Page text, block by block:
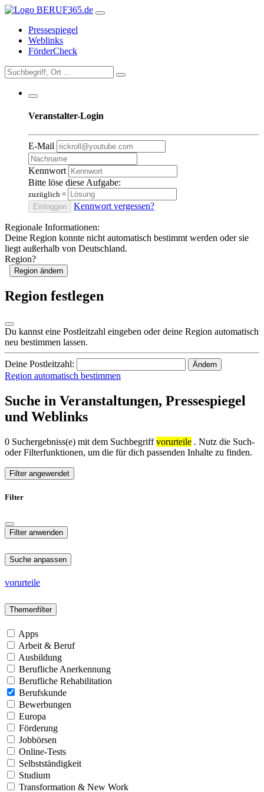
Pressespiegel
Weblinks
FörderCheck
Veranstalter-Login
E-Mail
Kennwort
Bitte löse diese Aufgabe:
zuzüglich =
Einloggen
Kennwort vergessen?
Regionale Informationen:
Deine Region konnte nicht automatisch bestimmt werden oder sie
liegt außerhalb von Deutschland.
Region?
Region ändern
Region festlegen
Du kannst eine Postleitzahl eingeben oder deine Region automatisch
neu bestimmen lassen.
Deine Postleitzahl: Ändern
Region automatisch bestimmen
Suche in Veranstaltungen, Pressespiegel
und Weblinks
0 Suchergebniss(e) mit dem Suchbegriffvorurteile . Nutz die Such-
oder Filterfunktionen, um die für dich passenden Inhalte zu finden.
Filter angewendet
Filter
Suche anpassen
vorurteile
Themenfilter
Apps
Arbeit & Beruf
Ausbildung
Berufliche Anerkennung
Berufliche Rehabilitation
Berufskunde
Bewerbungen
Europa
Förderung
Jobbörsen
Online-Tests
Selbstständigkeit
Studium
Transformation & New Work